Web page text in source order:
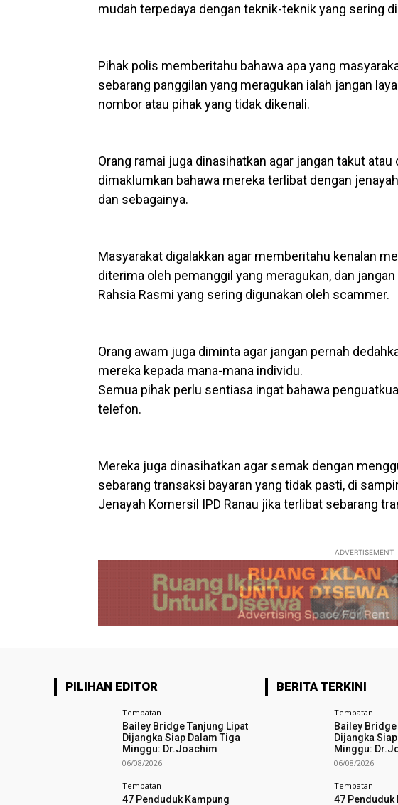
mudah terpedaya dengan teknik-teknik yang sering
Pihak polis memberitahu bahawa apa yang
sebarang panggilan yang meragukan ialah jangan
nombor atau pihak yang tidak dikenali.
Orang ramai juga dinasihatkan agar jangan takut
dimaklumkan bahawa mereka terlibat dengan
dan sebagainya.
Masyarakat digalakkan agar memberitahu kenalan
diterima oleh pemanggil yang meragukan, dan
Rahsia Rasmi yang sering digunakan oleh scammer.
Orang awam juga diminta agar jangan pernah
mereka kepada mana-mana individu.
Semua pihak perlu sentiasa ingat bahawa
telefon.
Mereka juga dinasihatkan agar semak dengan
sebarang transaksi bayaran yang tidak pasti, di
Jenayah Komersil IPD Ranau jika terlibat sebarang
ADVERTISEMENT
PILIHAN EDITOR
Tempatan
Bailey Bridge Tanjung Lipat
Dijangka Siap Dalam Tiga
Minggu: Dr.Joachim
06/08/2026
Tempatan
47 Penduduk Kampung
BERITA TERKINI
Tempatan
Bailey
Dijangka
Minggu:
06/08/2026
Tempatan
47 Penduduk